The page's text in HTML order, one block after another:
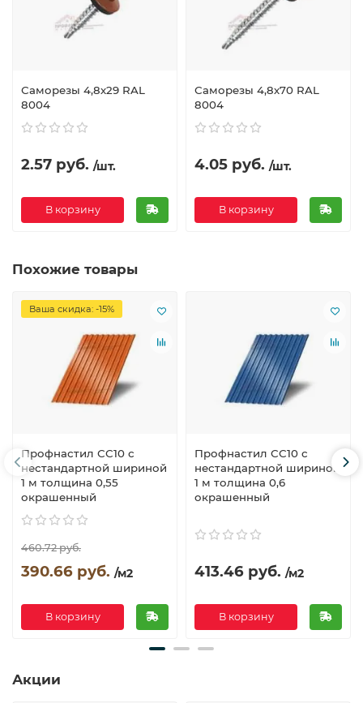
Саморезы 4,8х29 RAL
8004
2.57 руб. /шт.
В корзину
Саморезы 4,8х70 RAL
8004
4.05 руб. /шт.
В корзину
Похожие товары
Ваша скидка: -15%
Профнастил СС10 с
нестандартной шириной
1 м толщина 0,55
окрашенный
460.72 руб.
390.66 руб. /м2
В корзину
Профнастил СС10 с
нестандартной шириной
1 м толщина 0,6
окрашенный
413.46 руб. /м2
В корзину
Акции